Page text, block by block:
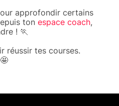
approfondir certains
ton espace coach,
! 🏃
réussir tes courses.